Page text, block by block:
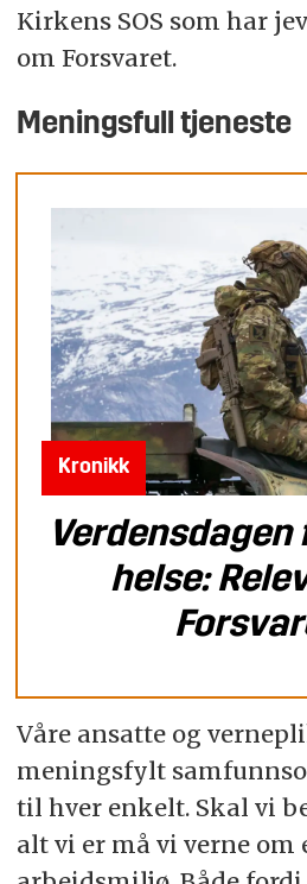
Kirkens SOS som har
om Forsvaret.
Meningsfull tjeneste
Kronikk
helse:
Våre ansatte og
meningsfylt
til hver enkelt. Skal vi
alt vi er må vi verne om